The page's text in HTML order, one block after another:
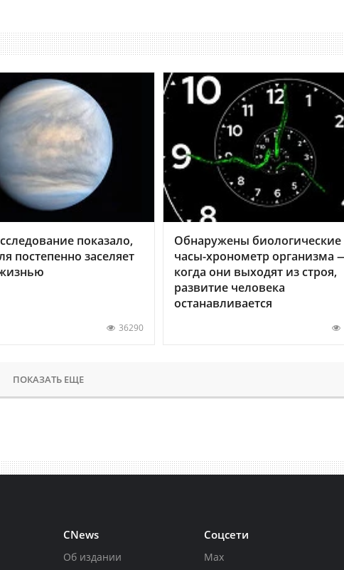
показало,
постепенно заселяет
36290
Обнаружены биологические
часы-хронометр организма
когда они выходят из строя,
развитие человека
останавливается
ПОКАЗАТЬ ЕЩЕ
CNews
Об издании
Соцсети
Max